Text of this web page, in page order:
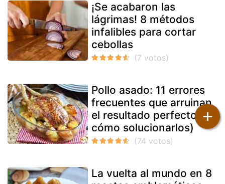
+
¡Se acabaron las
lágrimas! 8 métodos
infalibles para cortar
cebollas
Pollo asado: 11 errores
frecuentes que arruinan
el resultado perfecto (y
cómo solucionarlos)
La vuelta al mundo en 8